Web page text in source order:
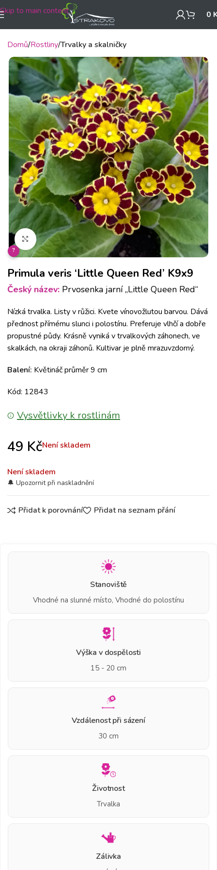
Skip to main content 0
Domů Rostliny Trvalky a skalničky
Klikněte pro zvětšení
?
Primula veris ‘Little Queen Red’ K9x9
Český název: Prvosenka jarní „Little Queen Red“
Nízká trvalka. Listy v růžici. Kvete vínovožlutou barvou. Dává
přednost přímému slunci i polostínu. Preferuje vlhčí a dobře
propustné půdy. Krásně vyniká v trvalkových záhonech, ve
skalkách, na okraji záhonů. Kultivar je plně mrazuvzdorný.
Balení: Květináč průměr 9 cm
Kód: 12843
Vysvětlivky k rostlinám
49 KčNení skladem
Není skladem
Přidat k porovnání Přidat na seznam přání
Stanoviště
Vhodné na slunné místo, Vhodné do polostínu
Výška v dospělosti
15 - 20 cm
Vzdálenost při sázení
30 cm
Životnost
Trvalka
Zálivka